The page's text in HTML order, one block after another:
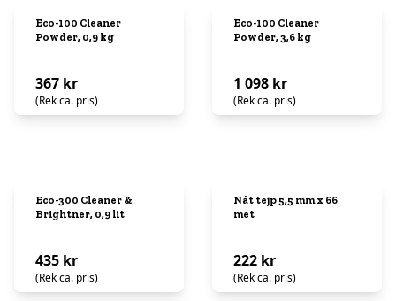
Eco-100 Cleaner
Powder, 0,9 kg
367 kr
(Rek ca. pris)
Eco-100 Cleaner
Powder, 3,6 kg
1 098 kr
(Rek ca. pris)
Eco-300 Cleaner &
Brightner, 0,9 lit
435 kr
(Rek ca. pris)
Nåt tejp 5,5 mm x 66
met
222 kr
(Rek ca. pris)